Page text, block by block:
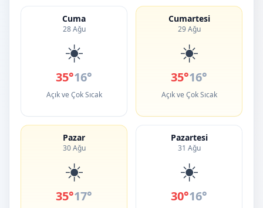
Cuma
28 Ağu
☀️
35°16°
Açık ve Çok Sıcak
Cumartesi
29 Ağu
☀️
35°16°
Açık ve Çok Sıcak
Pazar
30 Ağu
☀️
35°17°
Pazartesi
31 Ağu
☀️
30°16°